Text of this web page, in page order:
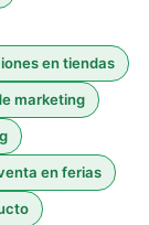
en tiendas
marketing
en ferias